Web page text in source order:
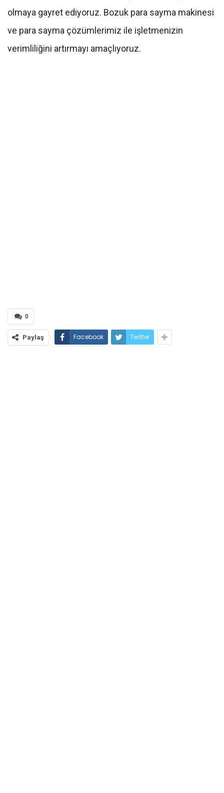
olmaya gayret ediyoruz. Bozuk para sayma makinesi
ve para sayma çözümlerimiz ile işletmenizin
verimliliğini artırmayı amaçlıyoruz.
0
Paylaş Facebook Twitter